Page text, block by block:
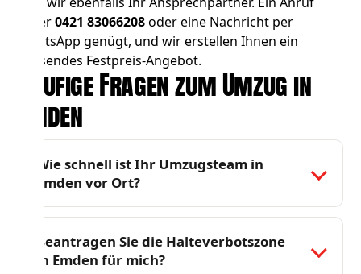
unter0421 83066208oder eine Nachricht per
WhatsApp genügt, und wir erstellen Ihnen ein
passendes Festpreis-Angebot.
Häufige Fragen zum Umzug in
Emden
Wie schnell ist Ihr Umzugsteam in
Emden vor Ort?
Beantragen Sie die Halteverbotszone
in Emden für mich?